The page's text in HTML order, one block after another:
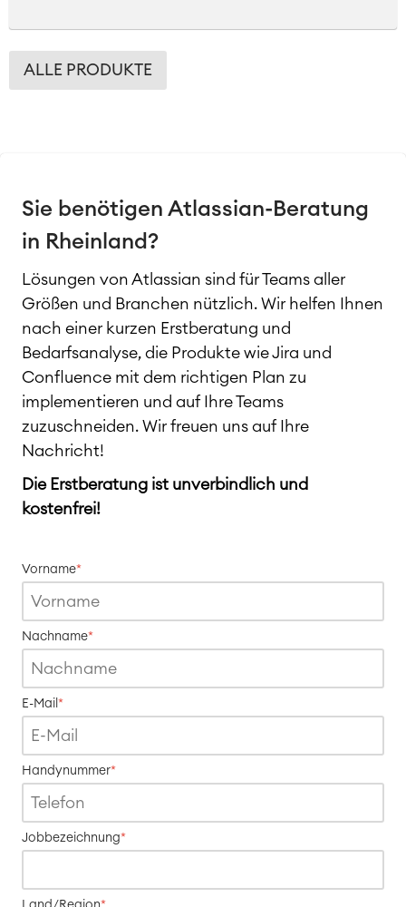
Agile Development
Technische Dokumentation
Service Management
Enterprise Service Management
Industrielle Instandhaltung
ALLE PRODUKTE
Sie benötigen Atlassian-Beratung
in Rheinland?
Lösungen von Atlassian sind für Teams aller
Größen und Branchen nützlich. Wir helfen Ihnen
nach einer kurzen Erstberatung und
Bedarfsanalyse, die Produkte wie Jira und
Confluence mit dem richtigen Plan zu
implementieren und auf Ihre Teams
zuzuschneiden. Wir freuen uns auf Ihre
Nachricht!
Die Erstberatung ist unverbindlich und
kostenfrei!
Vorname*
Nachname*
E-Mail *
Handynummer*
Jobbezeichnung*